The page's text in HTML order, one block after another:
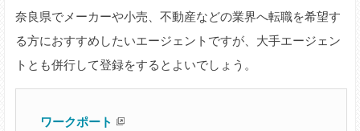
奈良県でメーカーや小売、不動産などの業界へ転職を希望す
る方におすすめしたいエージェントですが、大手エージェン
トとも併行して登録をするとよいでしょう。
ワークポート